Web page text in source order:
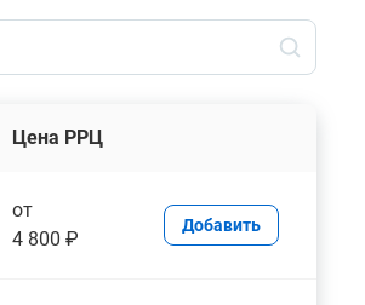
Цена РРЦ
от
4 800 ₽
Добавить